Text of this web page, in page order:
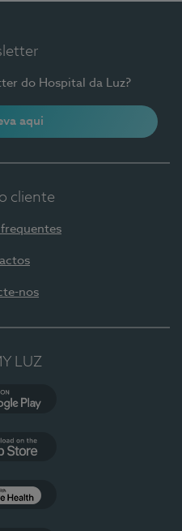
do Hospital da Luz?
aqui
cliente
nos
LUZ